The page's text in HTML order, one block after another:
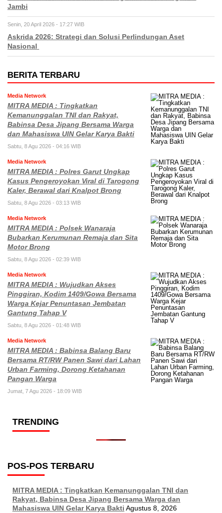
Jambi
Senin, 20 April 2026 - 17:27 WIB
Askrida 2026: Strategi dan Solusi Perlindungan Aset
Nasional
BERITA TERBARU
Media Network
MITRA MEDIA : Tingkatkan
Kemanunggalan TNI dan Rakyat,
Babinsa Desa Jipang Bersama Warga
dan Mahasiswa UIN Gelar Karya Bakti
Sabtu, 8 Agu 2026 - 04:16 WIB
Media Network
MITRA MEDIA : Polres Garut Ungkap
Kasus Pengeroyokan Viral di Tarogong
Kaler, Berawal dari Knalpot Brong
Sabtu, 8 Agu 2026 - 03:13 WIB
Media Network
MITRA MEDIA : Polsek Wanaraja
Bubarkan Kerumunan Remaja dan Sita
Motor Brong
Sabtu, 8 Agu 2026 - 02:39 WIB
Media Network
MITRA MEDIA : Wujudkan Akses
Pinggiran, Kodim 1409/Gowa Bersama
Warga Kejar Penuntasan Jembatan
Gantung Tahap V
Sabtu, 8 Agu 2026 - 01:48 WIB
Media Network
MITRA MEDIA : Babinsa Balang Baru
Bersama RT/RW Panen Sawi dari Lahan
Urban Farming, Dorong Ketahanan
Pangan Warga
Jumat, 7 Agu 2026 - 18:09 WIB
TRENDING
POS-POS TERBARU
MITRA MEDIA : Tingkatkan Kemanunggalan TNI dan
Rakyat, Babinsa Desa Jipang Bersama Warga dan
Mahasiswa UIN Gelar Karya Bakti Agustus 8, 2026